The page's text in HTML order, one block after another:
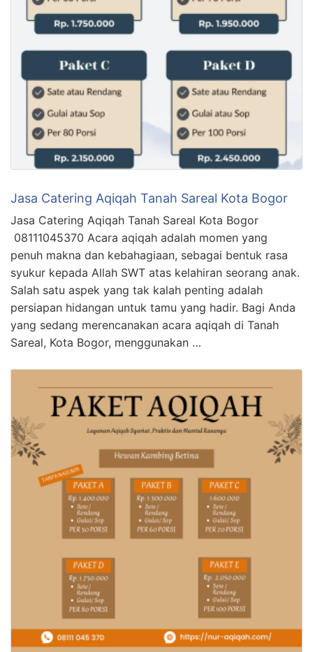
Jasa Catering Aqiqah Tanah Sareal Kota Bogor
Jasa Catering Aqiqah Tanah Sareal Kota Bogor
08111045370 Acara aqiqah adalah momen yang
penuh makna dan kebahagiaan, sebagai bentuk rasa
syukur kepada Allah SWT atas kelahiran seorang anak.
Salah satu aspek yang tak kalah penting adalah
persiapan hidangan untuk tamu yang hadir. Bagi Anda
yang sedang merencanakan acara aqiqah di Tanah
Sareal, Kota Bogor, menggunakan …